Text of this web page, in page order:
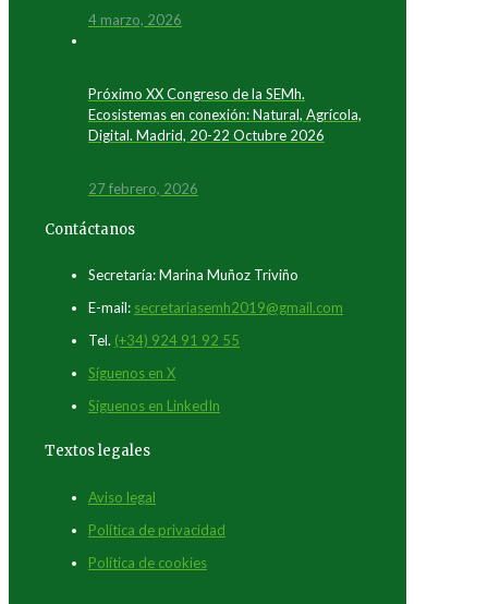
4 marzo, 2026
Próximo XX Congreso de la SEMh.
Ecosistemas en conexión: Natural, Agrícola,
Digital. Madrid, 20-22 Octubre 2026
27 febrero, 2026
Contáctanos
Secretaría: Marina Muñoz Triviño
E-mail: secretariasemh2019@gmail.com
Tel. (+34) 924 91 92 55
Síguenos en X
Síguenos en LinkedIn
Textos legales
Aviso legal
Política de privacidad
Política de cookies